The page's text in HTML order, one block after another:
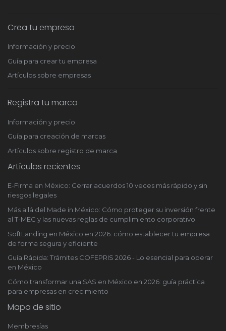
Crea tu empresa
Información y precio
Guía para crear tu empresa
Artículos sobre empresas
Registra tu marca
Información y precio
Guía para creación de marcas
Artículos sobre registro de marca
Artículos recientes
E-Firma en México: Cerrar acuerdos 10 veces más rápido y sin
riesgos legales
Más allá del Made in México: Cómo proteger su inversión frente
al T-MEC y las nuevas reglas de cumplimiento corporativo
SoftLanding en México en 2026: cómo establecer tu empresa
de forma segura y eficiente
Guía Rápida: Trámites COFEPRIS 2026 - Lo esencial para operar
en México
Cómo transformar una SAS en México en 2026: guía práctica
para empresas en crecimiento
Mapa de sitio
Membresías